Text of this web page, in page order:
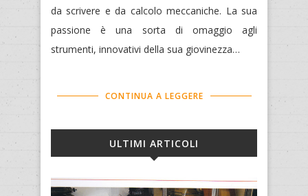
da scrivere e da calcolo meccaniche. La sua
passione è una sorta di omaggio agli
strumenti, innovativi della sua giovinezza…
CONTINUA A LEGGERE
ULTIMI ARTICOLI